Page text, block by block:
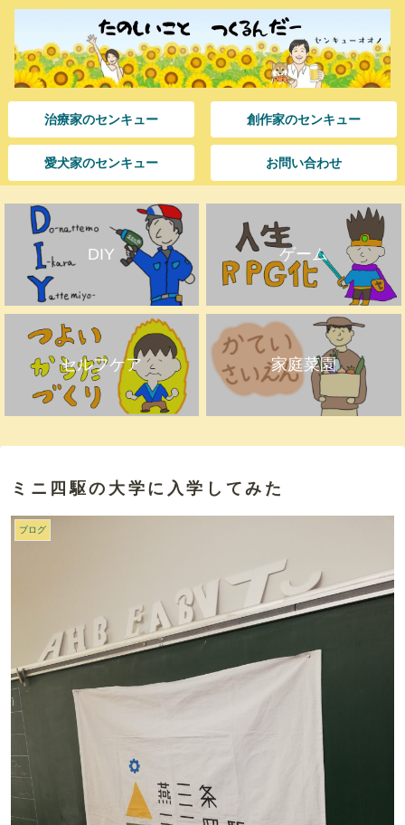
治療家のセンキュー 創作家のセンキュー
愛犬家のセンキュー お問い合わせ
DIY ゲーム
セルフケア 家庭菜園
ミニ四駆の大学に入学してみた
ブログ